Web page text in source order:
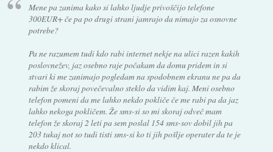
Mene pa zanima kako si lahko ljudje privoščijo telefone
300EUR+ če pa po drugi strani jamrajo da nimajo za osnovne
potrebe?
Pa ne razumem tudi kdo rabi internet nekje na ulici razen kakih
poslovnežev, jaz osebno raje počakam da domu pridem in si
stvari ki me zanimajo pogledam na spodobnem ekranu ne pa da
rabim že skoraj povečevalno steklo da vidim kaj. Meni osebno
telefon pomeni da me lahko nekdo pokliče če me rabi pa da jaz
lahko nekoga pokličem. Že sms-si so mi skoraj odveč mam
telefon že skoraj 2 leti pa sem poslal 154 sms-sov dobil jih pa
203 tukaj not so tudi tisti sms-si ko ti jih pošlje operater da te je
nekdo klical.